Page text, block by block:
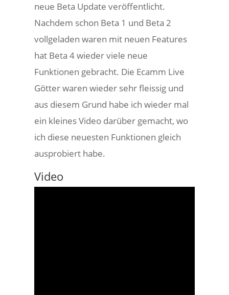
neue Beta Update veröffentlicht.
Nachdem schon Beta 1 und Beta 2
vollgeladen waren mit neuen Features
hat Beta 4 wieder viele neue
Funktionen gebracht. Die Ecamm Live
Götter waren wieder sehr fleissig und
aus diesem Grund habe ich wieder mal
ein kleines Video darüber gemacht, wo
ich diese neuesten Funktionen gleich
ausprobiert habe.
Video